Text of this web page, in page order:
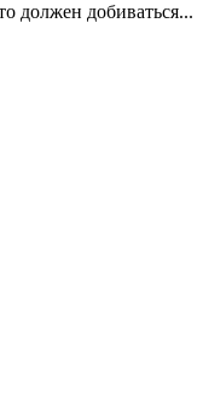
должен добиваться...